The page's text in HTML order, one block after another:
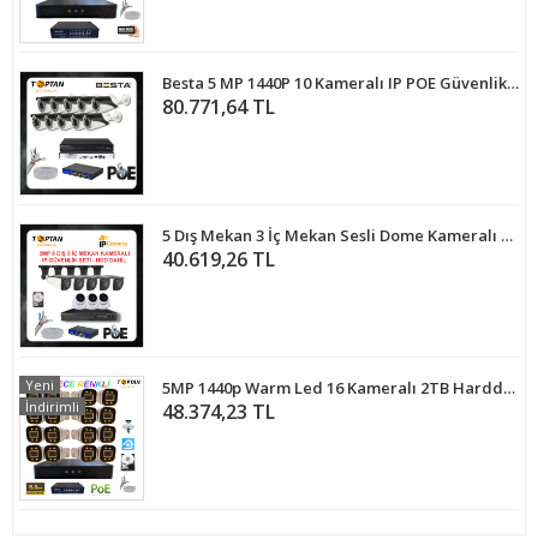
Besta 5 MP 1440P 10 Kameralı IP POE Güvenlik Seti KD-2540
80.771,64 TL
5 Dış Mekan 3 İç Mekan Sesli Dome Kameralı 2 TB HDD DAHİL Ip POE Güvenlik Kamerası Sistemi ARNA-8368
40.619,26 TL
5MP 1440p Warm Led 16 Kameralı 2TB Harddisk Dahil IP Poe Güvenlik Kamerası Seti - ST-5162TBW
48.374,23 TL
Yeni
İndirimli